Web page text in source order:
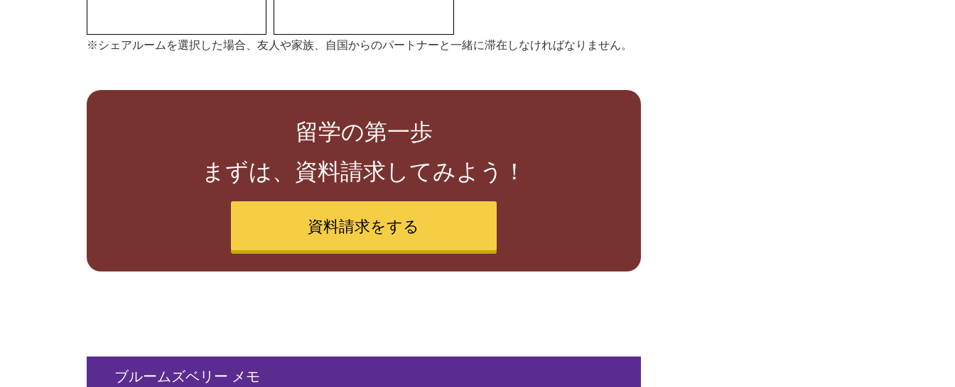
※シェアルームを選択した場合、友人や家族、自国からのパートナーと一緒に滞在しなければなりません。
留学の第一歩
まずは、資料請求してみよう！
資料請求をする
ブルームズベリー メモ